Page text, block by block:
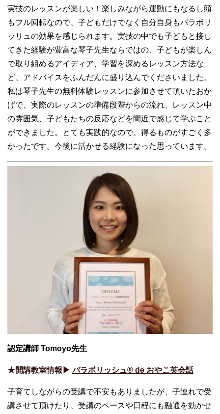
実技のレッスンが楽しい！楽しみながら運動にもなるし頭
もフル回転なので、子どもだけでなく自分自身もバラボリ
ッリュの効果を感じられます。実技の中でも子どもと接し
てきた経験が豊富な琴子先生ならではの、子どもが楽しん
で取り組めるアイディア、学習を深めるレッスン方法な
ど、アドバイスをふんだんに盛り込んでくださいました。
私は琴子先生の無料体験レッスンに参加させて頂いたおか
げで、実際のレッスンの準備段階からの流れ、レッスン中
の雰囲気、子どもたちの反応などを間近で感じて学ぶこと
ができました。とても実践的なので、得るものがすごく多
かったです。今後に活かせる経験になった思っています。
認定講師 Tomoyo先生
★開講教室情報▶︎バラボリッシュ®︎ de おやこ英会話
子育てしながらの受講で不安もありましたが、子連れで受
講させて頂けたり、受講のペースや日程にも融通を効かせ